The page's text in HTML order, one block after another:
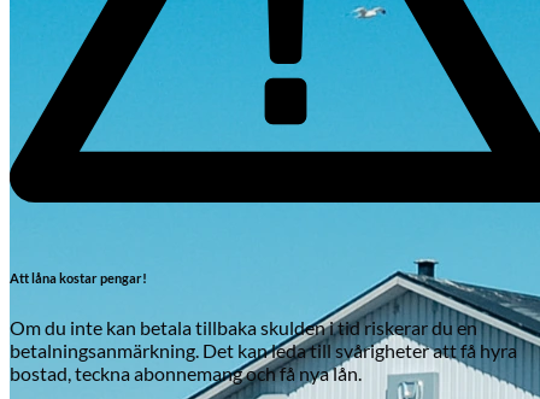
Att låna kostar pengar!
Om du inte kan betala tillbaka skulden i tid riskerar du en
betalningsanmärkning. Det kan leda till svårigheter att få hyra
bostad, teckna abonnemang och få nya lån.